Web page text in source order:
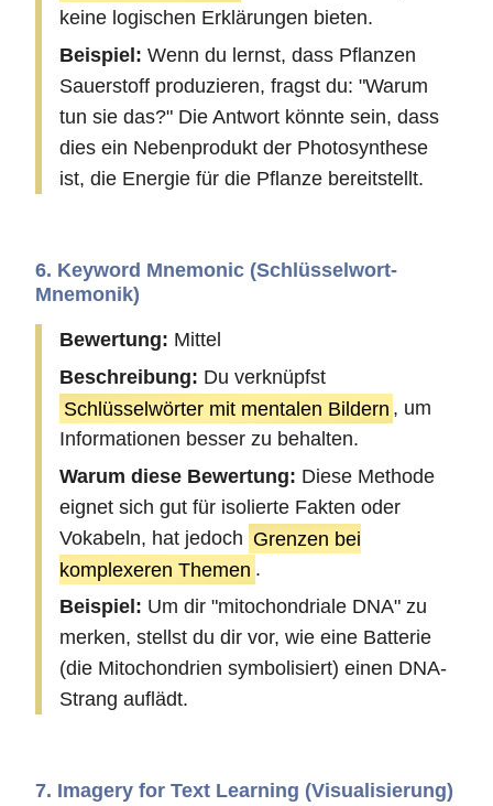
keine logischen Erklärungen bieten.
Beispiel: Wenn du lernst, dass Pflanzen
Sauerstoff produzieren, fragst du: "Warum
tun sie das?" Die Antwort könnte sein, dass
dies ein Nebenprodukt der Photosynthese
ist, die Energie für die Pflanze bereitstellt.
6. Keyword Mnemonic (Schlüsselwort-
Mnemonik)
Bewertung: Mittel
Beschreibung: Du verknüpfst
Schlüsselwörter mit mentalen Bildern , um
Informationen besser zu behalten.
Warum diese Bewertung: Diese Methode
eignet sich gut für isolierte Fakten oder
Vokabeln, hat jedoch Grenzen bei
komplexeren Themen .
Beispiel: Um dir "mitochondriale DNA" zu
merken, stellst du dir vor, wie eine Batterie
(die Mitochondrien symbolisiert) einen DNA-
Strang auflädt.
7. Imagery for Text Learning (Visualisierung)